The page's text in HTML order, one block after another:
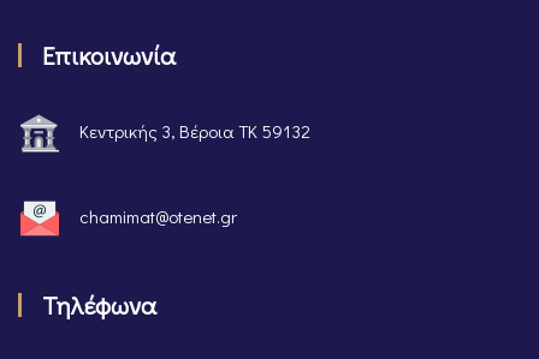
Επικοινωνία
Κεντρικής 3, Βέροια ΤΚ 59132
chamimat@otenet.gr
Τηλέφωνα